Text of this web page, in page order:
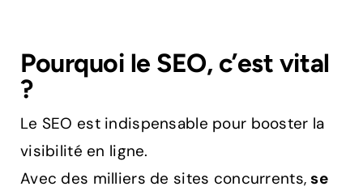
Pourquoi le SEO, c’est vital
?
Le SEO est indispensable pour booster la
visibilité en ligne.
Avec des milliers de sites concurrents,se